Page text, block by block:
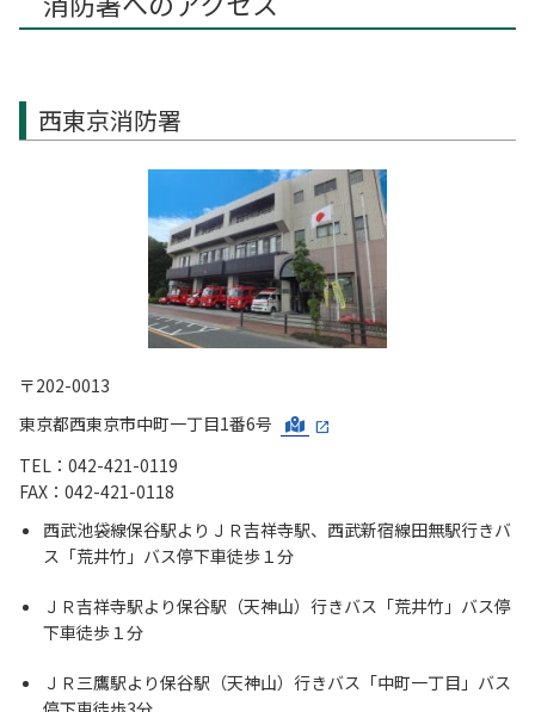
西東京消防署
〒202-0013
東京都西東京市中町一丁目1番6号
TEL：042-421-0119
FAX：042-421-0118
西武池袋線保谷駅よりＪＲ吉祥寺駅、西武新宿線田無駅行きバ
ス「荒井竹」バス停下車徒歩１分
ＪＲ吉祥寺駅より保谷駅（天神山）行きバス「荒井竹」バス停
下車徒歩１分
ＪＲ三鷹駅より保谷駅（天神山）行きバス「中町一丁目」バス